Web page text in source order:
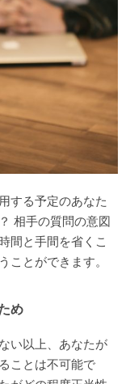
する予定のあなた
相手の質問の意図
間と手間を省くこ
ことができます。
め
い以上、あなたが
ことは不可能で